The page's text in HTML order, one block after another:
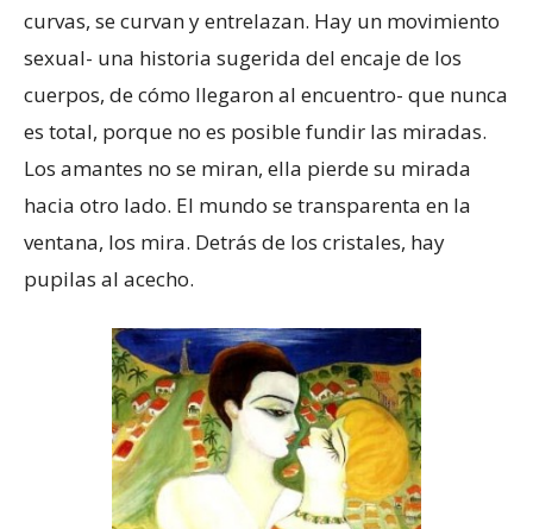
curvas, se curvan y entrelazan. Hay un movimiento
sexual- una historia sugerida del encaje de los
cuerpos, de cómo llegaron al encuentro- que nunca
es total, porque no es posible fundir las miradas.
Los amantes no se miran, ella pierde su mirada
hacia otro lado. El mundo se transparenta en la
ventana, los mira. Detrás de los cristales, hay
pupilas al acecho.